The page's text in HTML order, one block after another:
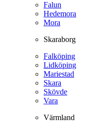
Falun
Hedemora
Mora
Skaraborg
Falköping
Lidköping
Mariestad
Skara
Skövde
Vara
Värmland